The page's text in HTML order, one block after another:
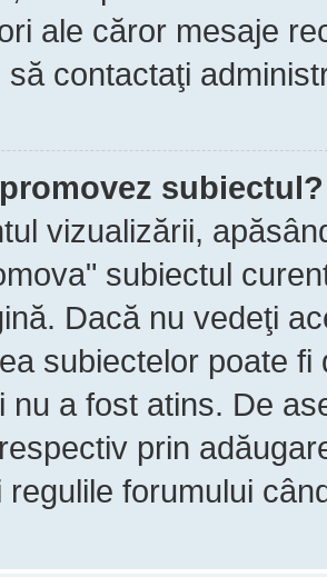
ale căror mesaje
contactaţi
subiectul?
vizualizării,
subiectul
Dacă nu vedeţi
subiectelor poate
nu a fost atins. De
prin
regulile forumului